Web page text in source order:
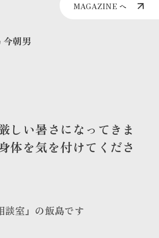
MAGAZINE へ
今朝男
しい暑さになってきま
体を気を付けてくださ
談室』の飯島です